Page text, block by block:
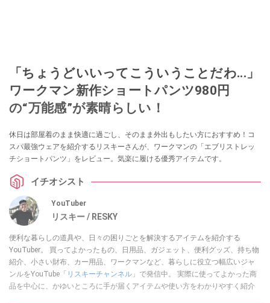
「ちょうどいいってこういうことだわ...」
ワークマン新作ショートパンツ980円
の“万能感”が素晴らしい！
休日は部屋着のまま快適に過ごし、そのまま外出もしたい方におすすめ！コ
スパ最強ウェアを紹介するリスキーさんが、ワークマンの「エブリストレッ
チショートパンツ」をレビュー。気楽に履ける優秀アイテムです。
イチオシスト
YouTuber
リスキー / RESKY
便利な暮らしの道具や、日々の困りごとを解決するアイテムを紹介する
YouTuber。 買ってよかったもの、日用品、ガジェット、便利グッズ、持ち物
紹介、小さい財布、カー用品、ワークマンなど、暮らしに役立つ幅広いジャ
ンルをYouTube「 リスキーチャンネル 」で発信中。 実際に使ってよかった商
品を中心に、かゆいところに手が届くアイテムや使い方をわかりやすく紹介